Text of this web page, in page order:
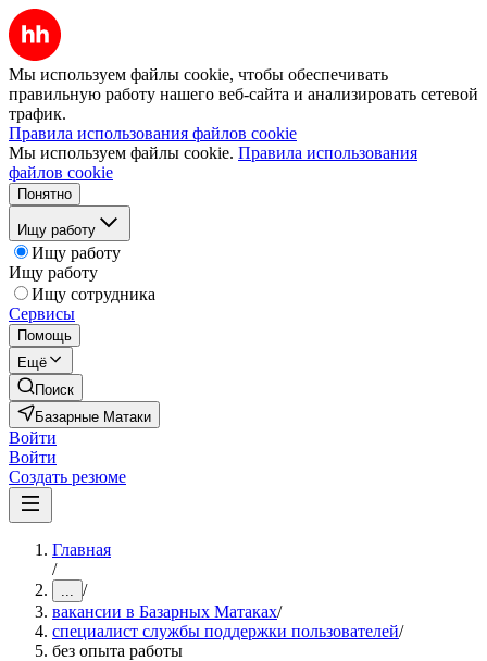
Мы используем файлы cookie, чтобы обеспечивать
правильную работу нашего веб-сайта и анализировать сетевой
трафик.
Правила использования файлов cookie
Мы используем файлы cookie. Правила использования
файлов cookie
Понятно
Ищу работу
Ищу работу
Ищу работу
Ищу сотрудника
Сервисы
Помощь
Ещё
Поиск
Базарные Матаки
Войти
Войти
Создать резюме
Главная
/
... /
вакансии в Базарных Матаках/
специалист службы поддержки пользователей/
без опыта работы